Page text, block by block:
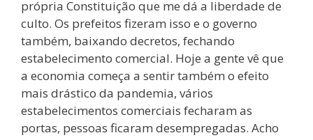
própria Constituição que me dá a liberdade de
culto. Os prefeitos fizeram isso e o governo
também, baixando decretos, fechando
estabelecimento comercial. Hoje a gente vê que
a economia começa a sentir também o efeito
mais drástico da pandemia, vários
estabelecimentos comerciais fecharam as
portas, pessoas ficaram desempregadas. Acho